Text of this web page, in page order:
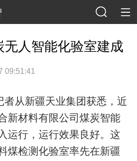
无人智能化验室建成
09:51:41
者从新疆天业集团获悉，近
新材料有限公司煤炭智能
运行，运行效果良好。这
煤检测化验室率先在新疆